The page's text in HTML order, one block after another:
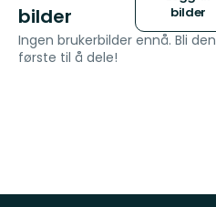
bilder
bilder
Ingen brukerbilder ennå. Bli den
første til å dele!